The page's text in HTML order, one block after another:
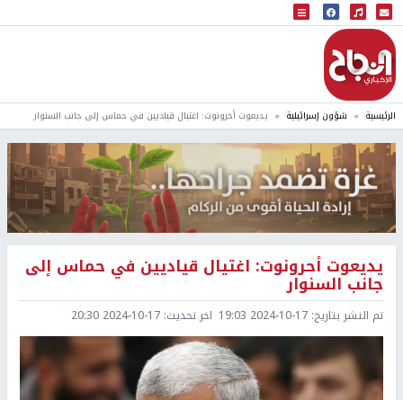
البث المباشر
إذاعة النجاح
الرئيسية شؤون إسرائيلية يديعوت أحرونوت: اغتيال قياديين في حماس إلى جانب السنوار
يديعوت أحرونوت: اغتيال قياديين في حماس إلى
جانب السنوار
تم النشر بتاريخ: 2024-10-17 19:03 اخر تحديث: 2024-10-17 20:30